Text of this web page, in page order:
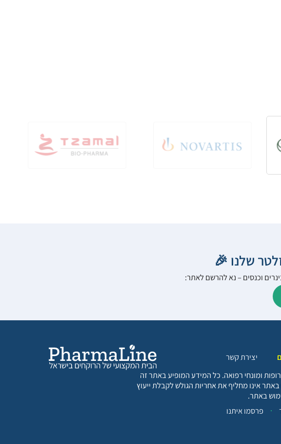
שלנו 🎉
וכנסים – נא להרשם לאתר:
יצירת קשר
ומונחי רפואה. כל המידע המופיע באתר זה
באתר אינו מחליף את אחריות הגולש לקבלת ייעוץ
באתר.
פרסמו איתנו